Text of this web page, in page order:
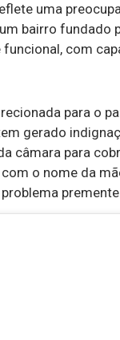
uma
bairro fundado
com
para o
gerado
câmara para
o nome da
premente.